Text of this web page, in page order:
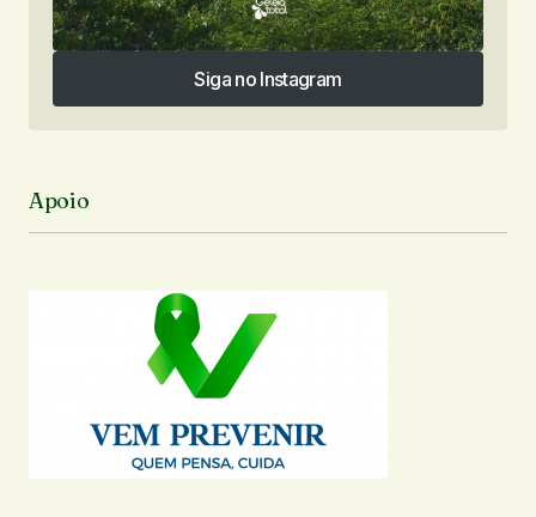
Siga no Instagram
Siga no Instagram
Apoio